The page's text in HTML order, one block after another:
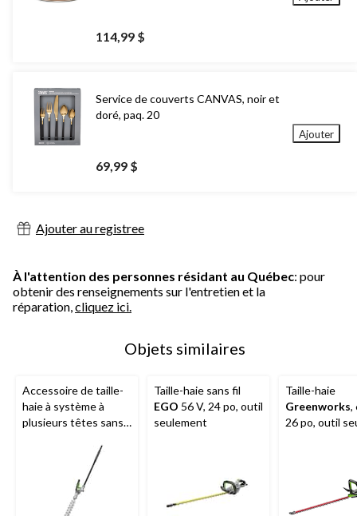
114,99 $
Service de couverts CANVAS, noir et
doré, paq. 20
69,99 $
Ajouter
Ajouter au registree
À l'attention des personnes résidant au Québec: pour
obtenir des renseignements sur l'entretien et la
réparation,cliquez ici.
Objets similaires
Accessoire de taille-
haie à système à
plusieurs têtes sans
Taille-haie sans fil
EGO 56 V, 24 po, outil
seulement
Taille-haie
Greenworks,
26 po, outil